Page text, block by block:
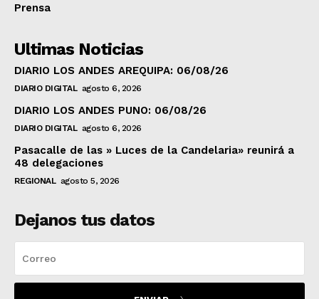
Prensa
Ultimas Noticias
DIARIO LOS ANDES AREQUIPA: 06/08/26
DIARIO DIGITAL agosto 6, 2026
DIARIO LOS ANDES PUNO: 06/08/26
DIARIO DIGITAL agosto 6, 2026
Pasacalle de las » Luces de la Candelaria» reunirá a
48 delegaciones
REGIONAL agosto 5, 2026
Dejanos tus datos